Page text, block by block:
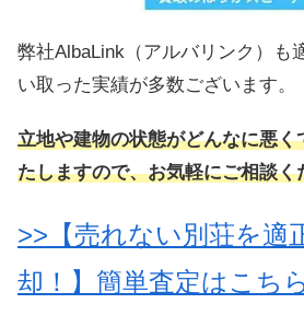
弊社AlbaLink（アルバリンク）も
い取った実績が多数ございます。
立地や建物の状態がどんなに悪く
たしますので、お気軽にご相談く
>>【売れない別荘を適
却！】簡単査定はこち